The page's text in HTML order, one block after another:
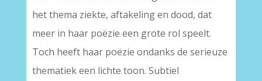
het thema ziekte, aftakeling en dood, dat
meer in haar poëzie een grote rol speelt.
Toch heeft haar poëzie ondanks de serieuze
thematiek een lichte toon. Subtiel